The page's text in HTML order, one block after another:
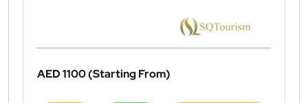
AED 1100(Starting From)